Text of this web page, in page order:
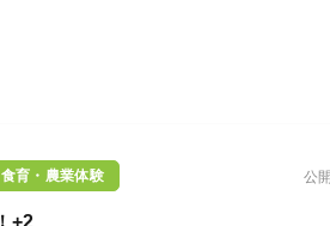
食育・農業体験
+2
公